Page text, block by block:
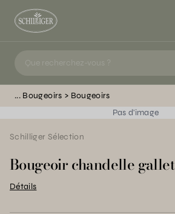
Bougeoirs
Bougeoirs
Pas d'image
Schilliger Sélection
Bougeoir chandelle gallet
Détails